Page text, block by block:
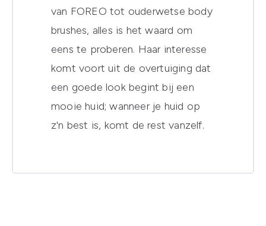
van FOREO tot ouderwetse body
brushes, alles is het waard om
eens te proberen. Haar interesse
komt voort uit de overtuiging dat
een goede look begint bij een
mooie huid; wanneer je huid op
z'n best is, komt de rest vanzelf.